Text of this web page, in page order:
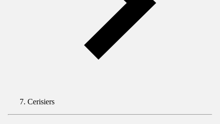
Cerisiers